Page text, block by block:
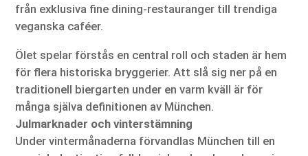
från exklusiva fine dining-restauranger till trendiga
veganska caféer.
Ölet spelar förstås en central roll och staden är hem
för flera historiska bryggerier. Att slå sig ner på en
traditionell biergarten under en varm kväll är för
många själva definitionen av München.
Julmarknader och vinterstämning
Under vintermånaderna förvandlas München till en